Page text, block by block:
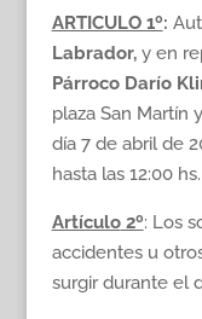
ARTICULO 1º:
Labrador, y en
Párroco Darío
plaza San Martín
día 7 de abril de
hasta las 12:00 hs.
Artículo2º: Los
accidentes u
surgir durante el